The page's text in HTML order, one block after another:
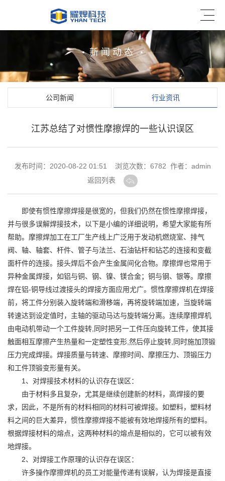
新闻动态
公司新闻 行业资讯
江苏总结了对惯性摩擦焊的一些认识误区
发布时间：2020-08-22 01:51 浏览次数： 6782 作者：admin
返回列表
即使有惯性摩擦焊接是很宽的，但我们仍然在惯性摩擦焊接，
并与很多误解焊接技术，以下是小编的详细说明，希望大家能有所
帮助。摩擦焊加工在工厂生产线上广泛用于发动机燃烧室、排气
阀、轴、轴套、杆件、管子与法兰、石油钻杆和钻芯的连接和变截
面杆件的连接。接头焊后不会产生金属间化合物。摩擦焊也常用于
异种金属焊接，如铝与铜、钢、镍、镁合金；铜与钢、银等。摩擦
焊在铝-铜导线过渡接头的焊接方面应用尤广。惯性摩擦焊机在焊接
前，将工件分别装入旋转端和滑移端，再将旋转端加速，当旋转端
转速达到设定值时，主轴的驱动马达与旋转端分离。连续摩擦焊机
由电动机带动一个工件旋转,同时把另一工件压向旋转工件，使其接
触面相互摩擦产生热量和一定塑性变形,然后停止旋转,同时施加顶锻
压力完成焊接。焊接质量与转速、摩擦时间、摩擦压力、顶锻压力
和工件顶锻变形量有关。
1、对焊接技术材料的认识存在误区：
由于材料多且复杂，尤其是继续创建新的材料，高焊接的要
求，因此，不是所有的材料相同的材料可被焊接。如塑料，塑料材
料之间的巨大差异，惯性摩擦焊接不能被有效地焊接所有的塑料。
根据焊接材料的熔点，这两种材料的熔点是相似的，它可以被有效
地焊接。
2、对焊接工作原理的认识存在误区：
许多操作摩擦焊机的员工对能量传递有误解，认为焊接是直接